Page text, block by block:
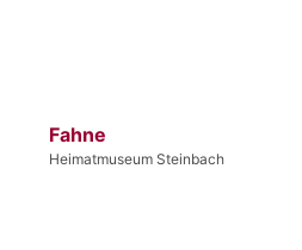
Fahne
Heimatmuseum Steinbach